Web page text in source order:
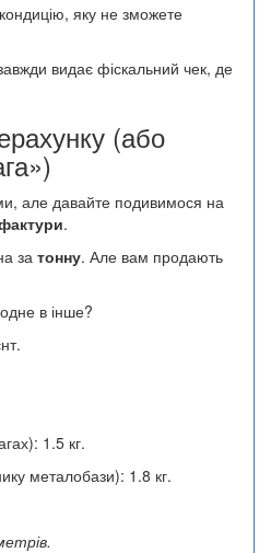
яку не зможете
видає фіскальний чек, де
(або
але давайте подивимося на
.
за тонну. Але вам продають
в інше?
1.5 кг.
металобази): 1.8 кг.